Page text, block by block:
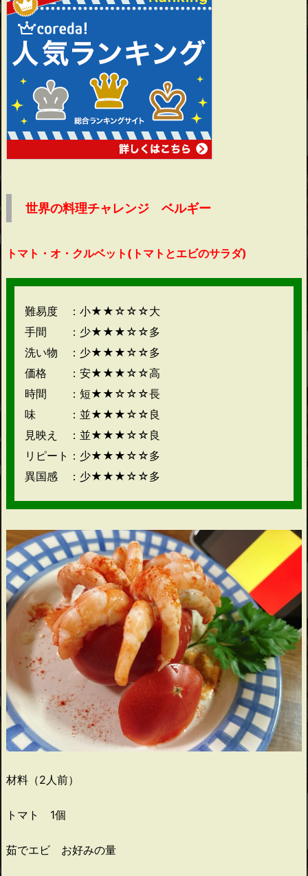
世界の料理チャレンジ ベルギー
トマト・オ・クルベット(トマトとエビのサラダ)
難易度 ：小★★☆☆☆大
手間 ：少★★★☆☆多
洗い物 ：少★★★☆☆多
価格 ：安★★★☆☆高
時間 ：短★★☆☆☆長
味 ：並★★★☆☆良
見映え ：並★★★☆☆良
リピート：少★★★☆☆多
異国感 ：少★★★☆☆多
材料（2人前）
トマト 1個
茹でエビ お好みの量